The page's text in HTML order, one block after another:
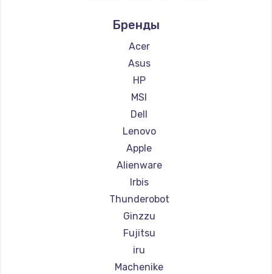
Ремонт компьютеров Beelink
Ремонт компьютеров CHUWI
Бренды
Acer
Asus
HP
MSI
Dell
Lenovo
Apple
Alienware
Irbis
Thunderobot
Ginzzu
Fujitsu
iru
Machenike